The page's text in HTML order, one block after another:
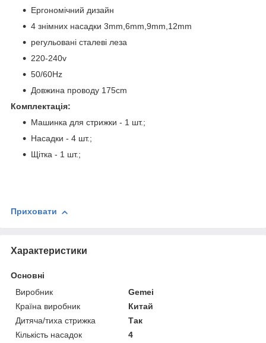
Ергономічний дизайн
4 знімних насадки 3mm,6mm,9mm,12mm
регульовані сталеві леза
220-240v
50/60Hz
Довжина проводу 175cm
Комплектація:
Машинка для стрижки - 1 шт.;
Насадки - 4 шт.;
Щітка - 1 шт.;
Приховати
Характеристики
Основні
Виробник
Gemei
Країна виробник
Китай
Дитяча/тиха стрижка
Так
Кількість насадок
4